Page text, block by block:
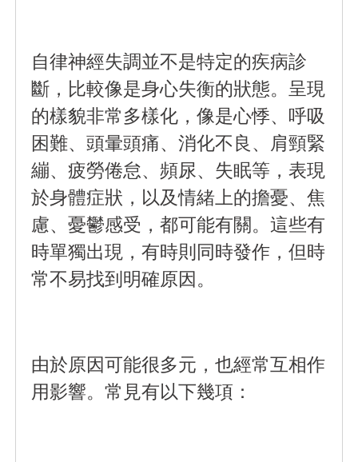
自律神經失調並不是特定的疾病診
斷，比較像是身心失衡的狀態。呈現
的樣貌非常多樣化，像是心悸、呼吸
困難、頭暈頭痛、消化不良、肩頸緊
繃、疲勞倦怠、頻尿、失眠等，表現
於身體症狀，以及情緒上的擔憂、焦
慮、憂鬱感受，都可能有關。這些有
時單獨出現，有時則同時發作，但時
常不易找到明確原因。
由於原因可能很多元，也經常互相作
用影響。常見有以下幾項：